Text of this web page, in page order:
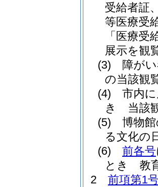
受給者証
等医療受
「医療受
展示を観
(3)
障が
の当該観
(4)
市内
き 当該
(5)
博物
る文化の
(6)
前各号
とき 教
2
前項第1